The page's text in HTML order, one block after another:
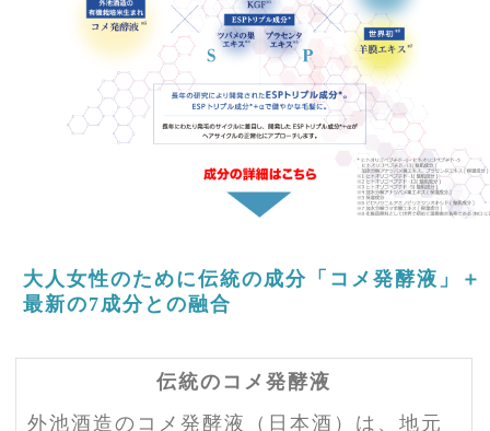
大人女性のために伝統の成分「コメ発酵液」＋
最新の7成分との融合
伝統のコメ発酵液
外池酒造のコメ発酵液（日本酒）は、地元